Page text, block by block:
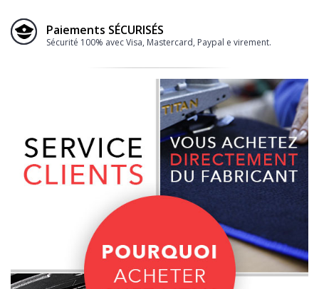
Paiements SÉCURISÉS
Sécurité 100% avec Visa, Mastercard, Paypal e virement.